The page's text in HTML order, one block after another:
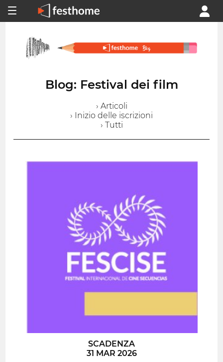
Blog: Festival dei film
› Articoli
› Inizio delle iscrizioni
› Tutti
SCADENZA
31 MAR 2026